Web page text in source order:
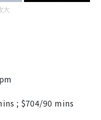
大
; $704/90 mins